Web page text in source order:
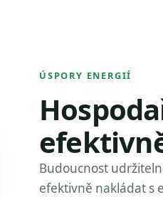
ÚSPORY ENERGIÍ
Budoucnost
efektivně nakládat s